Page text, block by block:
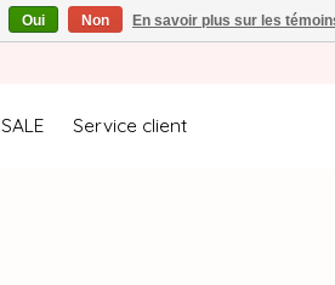
SALE Service client
Oui Non En savoir plus sur les